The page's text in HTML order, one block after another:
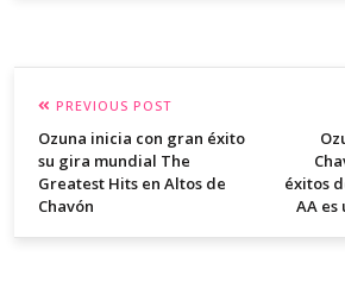
PREVIOUS POST
Ozuna inicia con gran éxito
su gira mundial The
Greatest Hits en Altos de
Chavón
éxitos
AA es